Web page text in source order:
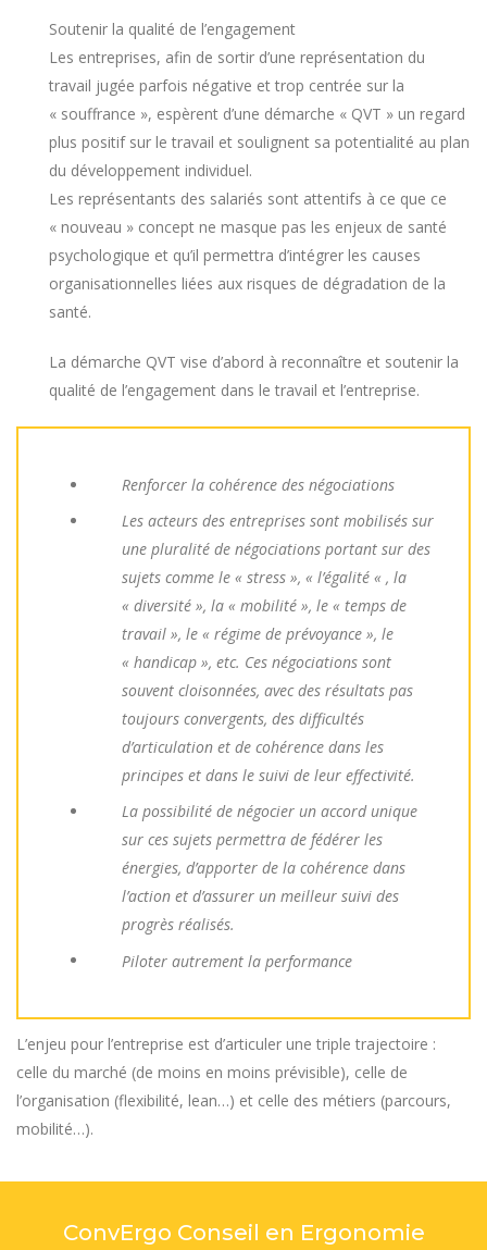
Soutenir la qualité de l’engagement
Les entreprises, afin de sortir d’une représentation du
travail jugée parfois négative et trop centrée sur la
« souffrance », espèrent d’une démarche « QVT » un regard
plus positif sur le travail et soulignent sa potentialité au plan
du développement individuel.
Les représentants des salariés sont attentifs à ce que ce
« nouveau » concept ne masque pas les enjeux de santé
psychologique et qu’il permettra d’intégrer les causes
organisationnelles liées aux risques de dégradation de la
santé.
La démarche QVT vise d’abord à reconnaître et soutenir la
qualité de l’engagement dans le travail et l’entreprise.
Renforcer la cohérence des négociations
Les acteurs des entreprises sont mobilisés sur
une pluralité de négociations portant sur des
sujets comme le « stress », « l’égalité « , la
« diversité », la « mobilité », le « temps de
travail », le « régime de prévoyance », le
« handicap », etc. Ces négociations sont
souvent cloisonnées, avec des résultats pas
toujours convergents, des difficultés
d’articulation et de cohérence dans les
principes et dans le suivi de leur effectivité.
La possibilité de négocier un accord unique
sur ces sujets permettra de fédérer les
énergies, d’apporter de la cohérence dans
l’action et d’assurer un meilleur suivi des
progrès réalisés.
Piloter autrement la performance
L’enjeu pour l’entreprise est d’articuler une triple trajectoire :
celle du marché (de moins en moins prévisible), celle de
l’organisation (flexibilité, lean…) et celle des métiers (parcours,
mobilité…).
ConvErgo Conseil en Ergonomie